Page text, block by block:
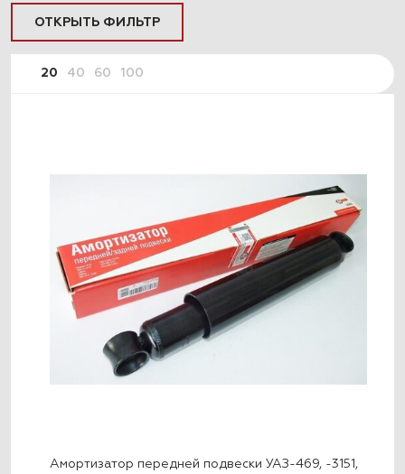
ОТКРЫТЬ ФИЛЬТР
20 40 60 100
Амортизатор передней подвески УАЗ-469, -3151,